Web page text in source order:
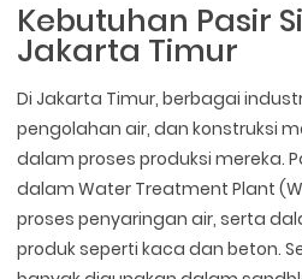
Kebutuhan Pasir
Jakarta Timur
Di Jakarta Timur, berbagai
pengolahan air, dan konstruksi
dalam proses produksi mereka.
dalam Water Treatment Plant
proses penyaringan air, serta
produk seperti kaca dan beton.